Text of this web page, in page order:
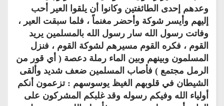
وعدهم إحدى الطائفتين وكانوا أن يلقوا العير أحب
إليهم وأيسر شوكة وأحضر مغنماً ، فلما سبقت العير ،
وفاتت رسول الله سار رسول الله بالمسلمين يريد
القوم ، فكره القوم مسيرهم لشوكة القوم ، فنزل
المسلمون وبينهم وبين الماء رملة دعصة ( أي قور من
الرمل مجتمع ) فأصاب المسلمين ضعف شديد وألقى
الشيطان في قلوبهم الغيظ يوسوسهم : تزعمون أنكم
أولياء الله وفيكم رسوله وقد غلبكم المشركون على